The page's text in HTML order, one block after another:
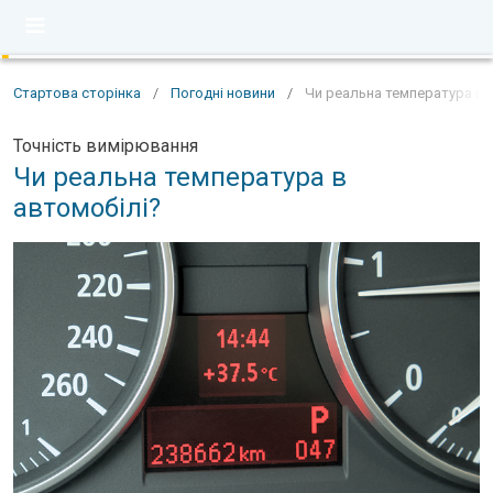
Стартова сторінка / Погодні новини / Чи реальна температура в
Точність вимірювання
Чи реальна температура в
автомобілі?